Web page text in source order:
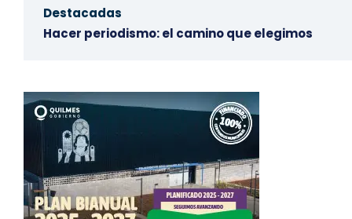
Destacadas
Hacer periodismo: el camino que elegimos